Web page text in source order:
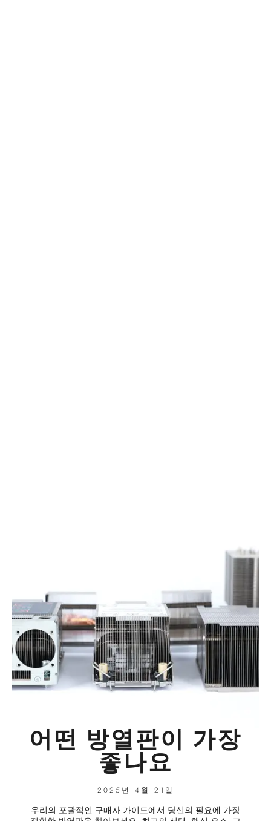
어떤 방열판이 가장
좋나요
2025년 4월 21일
우리의 포괄적인 구매자 가이드에서 당신의 필요에 가장